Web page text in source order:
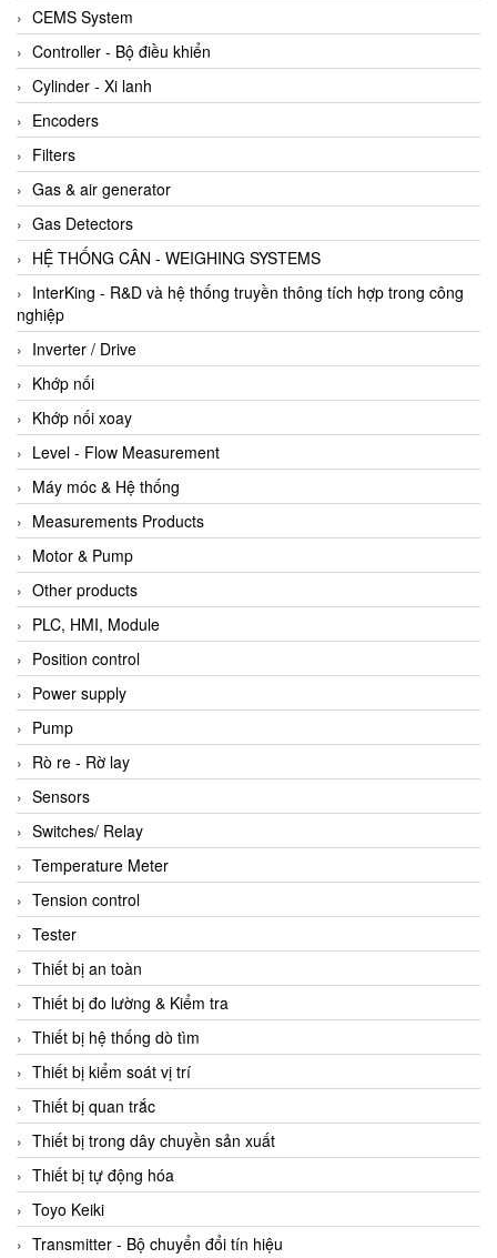
CEMS System
Controller - Bộ điều khiển
Cylinder - Xi lanh
Encoders
Filters
Gas & air generator
Gas Detectors
HỆ THỐNG CÂN - WEIGHING SYSTEMS
InterKing - R&D và hệ thống truyền thông tích hợp trong công
nghiệp
Inverter / Drive
Khớp nối
Khớp nối xoay
Level - Flow Measurement
Máy móc & Hệ thống
Measurements Products
Motor & Pump
Other products
PLC, HMI, Module
Position control
Power supply
Pump
Rò re - Rờ lay
Sensors
Switches/ Relay
Temperature Meter
Tension control
Tester
Thiết bị an toàn
Thiết bị đo lường & Kiểm tra
Thiết bị hệ thống dò tìm
Thiết bị kiểm soát vị trí
Thiết bị quan trắc
Thiết bị trong dây chuyền sản xuất
Thiết bị tự động hóa
Toyo Keiki
Transmitter - Bộ chuyển đổi tín hiệu